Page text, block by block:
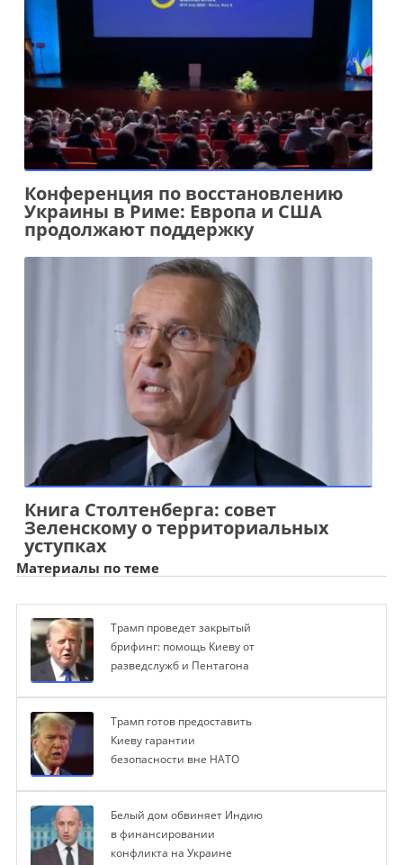
Конференция по восстановлению
Украины в Риме: Европа и США
продолжают поддержку
Книга Столтенберга: совет
Зеленскому о территориальных
уступках
Материалы по теме
Трамп проведет закрытый
брифинг: помощь Киеву от
разведслужб и Пентагона
Трамп готов предоставить
Киеву гарантии
безопасности вне НАТО
Белый дом обвиняет Индию
в финансировании
конфликта на Украине